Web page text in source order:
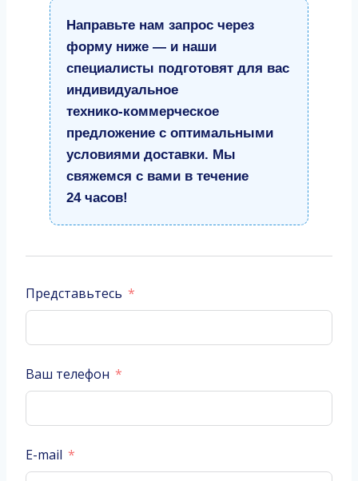
Направьте нам запрос через
форму ниже — и наши
специалисты подготовят для вас
индивидуальное
технико‑коммерческое
предложение с оптимальными
условиями доставки. Мы
свяжемся с вами в течение
24 часов!
Представьтесь
Ваш телефон
E-mail